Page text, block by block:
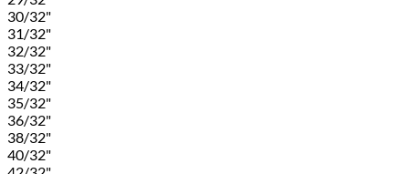
30/32"
31/32"
32/32"
33/32"
34/32"
35/32"
36/32"
38/32"
40/32"